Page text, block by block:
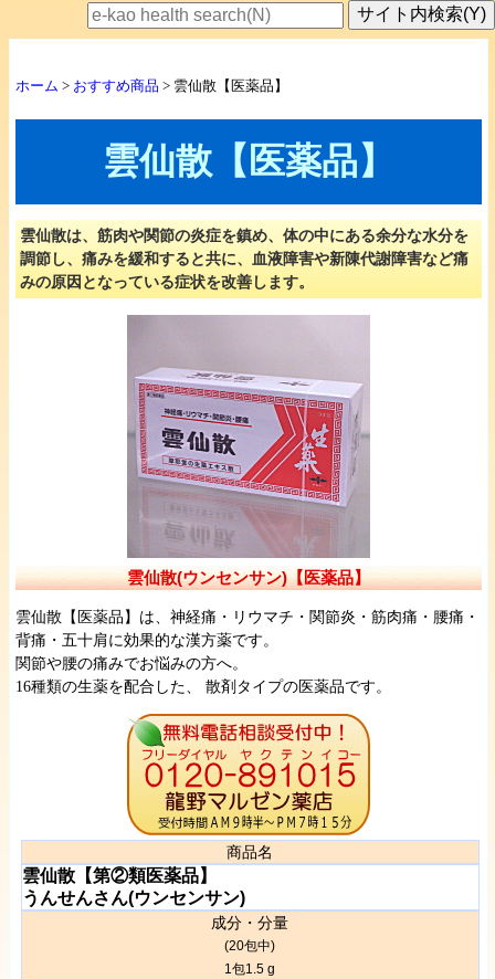
ホーム > おすすめ商品 > 雲仙散【医薬品】
雲仙散【医薬品】
雲仙散は、筋肉や関節の炎症を鎮め、体の中にある余分な水分を
調節し、痛みを緩和すると共に、血液障害や新陳代謝障害など痛
みの原因となっている症状を改善します。
雲仙散(ウンセンサン)【医薬品】
雲仙散【医薬品】は、神経痛・リウマチ・関節炎・筋肉痛・腰痛・
背痛・五十肩に効果的な漢方薬です。
関節や腰の痛みでお悩みの方へ。
16種類の生薬を配合した、 散剤タイプの医薬品です。
商品名
雲仙散【第②類医薬品】
うんせんさん(ウンセンサン)
成分・分量
(20包中)
1包1.5 g